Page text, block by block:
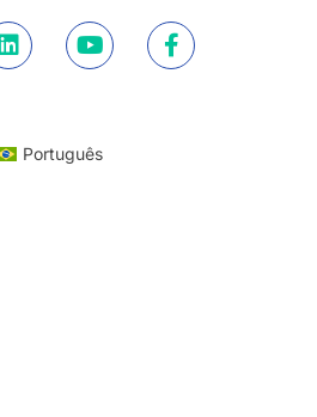
Português